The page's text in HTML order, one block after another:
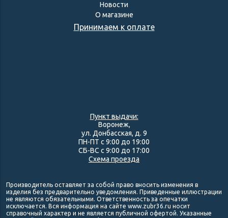
Новости
О магазине
Принимаем к оплате
Пункт выдачи:
Воронеж,
ул. Донбасская, д. 9
ПН-ПТ с 9:00 до 19:00
СБ-ВС с 9:00 до 17:00
Схема проезда
Производитель оставляет за собой право вносить изменения в
изделия без предварительно уведомления. Приведенные иллюстрации
не являются обязательными. Ответственность за опечатки
исключается. Вся информация на сайте www.zubr36.ru носит
справочный характер и не является публичной офертой. Указанные